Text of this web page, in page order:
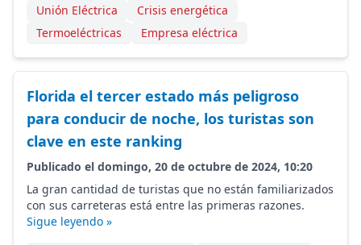
Unión Eléctrica
Crisis energética
Termoeléctricas
Empresa eléctrica
Florida el tercer estado más peligroso
para conducir de noche, los turistas son
clave en este ranking
Publicado el domingo, 20 de octubre de 2024, 10:20
La gran cantidad de turistas que no están familiarizados
con sus carreteras está entre las primeras razones.
Sigue leyendo »